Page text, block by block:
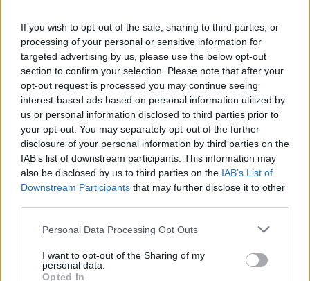
If you wish to opt-out of the sale, sharing to third parties, or
processing of your personal or sensitive information for
targeted advertising by us, please use the below opt-out
section to confirm your selection. Please note that after your
opt-out request is processed you may continue seeing
interest-based ads based on personal information utilized by
us or personal information disclosed to third parties prior to
your opt-out. You may separately opt-out of the further
disclosure of your personal information by third parties on the
IAB’s list of downstream participants. This information may
also be disclosed by us to third parties on the IAB’s List of
Downstream Participants that may further disclose it to other
Personal Data Processing Opt Outs
I want to opt-out of the Sharing of my
personal data.
Opted In
občanů Pávova, kteří požadovali na nové lince 12 zachování
25minutového intervalu bývalé linky 1 o sobotách a
nedělích. "Pávovští byli v této věci nejaktivnější. Dokonce
zde vznikla jakási petice a my jsme povinni žádostem
občanů vyjít pokud možno vstříc," dodal ředitel Vilím.
reklama